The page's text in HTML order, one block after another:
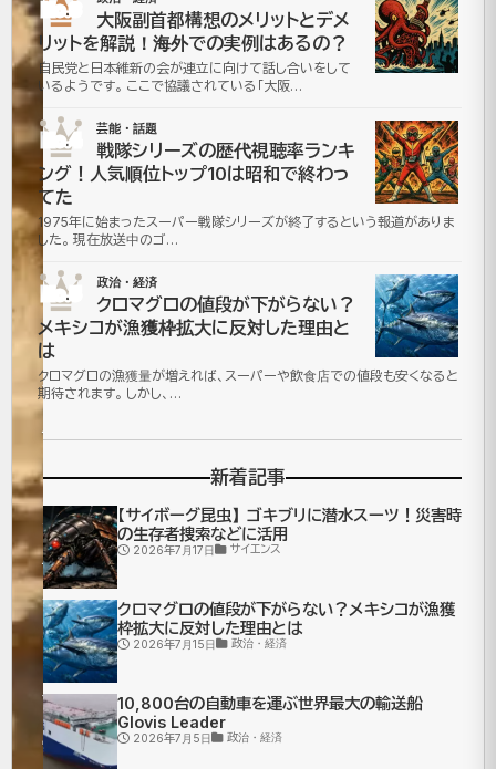
ト
合
意
書
に
「移
民
反
対」
の
声！
小
池
百
合
子
No.3
大阪副首都構想のメリットとデメ
リットを解説！海外での実例はあるの？
自民党と日本維新の会が連立に向けて話し合いをして
いるようです。 ここで協議されている「大阪…
No.4
芸能・話題
戦隊シリーズの歴代視聴率ランキ
ング！人気順位トップ10は昭和で終わっ
てた
1975年に始まったスーパー戦隊シリーズが終了するという報道がありま
した。 現在放送中のゴ…
No.5
政治・経済
クロマグロの値段が下がらない？
メキシコが漁獲枠拡大に反対した理由と
は
クロマグロの漁獲量が増えれば、スーパーや飲食店での値段も安くなると
期待されます。 しかし、…
新着記事
【サイボーグ昆虫】ゴキブリに潜水スーツ！災害時
の生存者捜索などに活用
2026年7月17日 サイエンス
クロマグロの値段が下がらない？メキシコが漁獲
枠拡大に反対した理由とは
2026年7月15日 政治・経済
10,800台の自動車を運ぶ世界最大の輸送船
Glovis Leader
2026年7月5日 政治・経済